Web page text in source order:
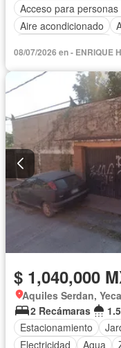
Acceso para
Aire acondicionado
Cisterna
Cuarto de
Electricidad
Seguridad
Vista panorámica
08/07/2026 en - ENRIQUE
$ 1,040,000
Aquiles Serdan,
2 Recámaras
Estacionamiento
Electricidad
Agua